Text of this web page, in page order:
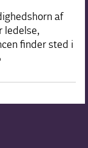
af
ledelse,
finder sted i